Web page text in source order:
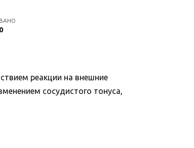
реакции на внешние
сосудистого тонуса,